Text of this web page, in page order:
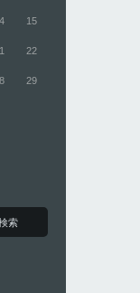
15
22
29